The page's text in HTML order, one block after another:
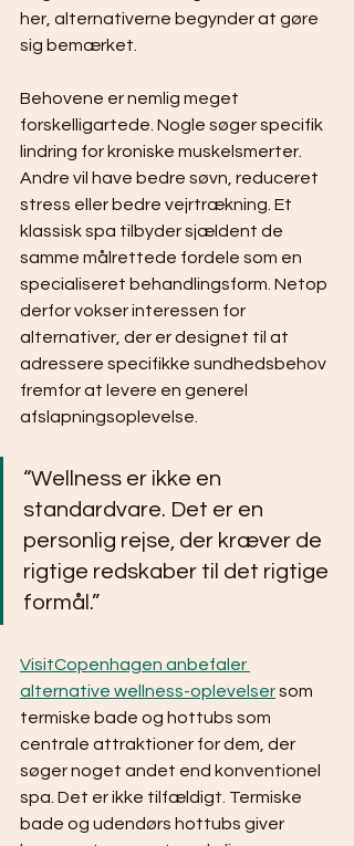
her, alternativerne begynder at gøre
sig bemærket.
Behovene er nemlig meget
forskelligartede. Nogle søger specifik
lindring for kroniske muskelsmerter.
Andre vil have bedre søvn, reduceret
stress eller bedre vejrtrækning. Et
klassisk spa tilbyder sjældent de
samme målrettede fordele som en
specialiseret behandlingsform. Netop
derfor vokser interessen for
alternativer, der er designet til at
adressere specifikke sundhedsbehov
fremfor at levere en generel
afslapningsoplevelse.
“Wellness er ikke en
standardvare. Det er en
personlig rejse, der kræver de
rigtige redskaber til det rigtige
formål.”
VisitCopenhagen anbefaler
alternative wellness-oplevelser som
termiske bade og hottubs som
centrale attraktioner for dem, der
søger noget andet end konventionel
spa. Det er ikke tilfældigt. Termiske
bade og udendørs hottubs giver